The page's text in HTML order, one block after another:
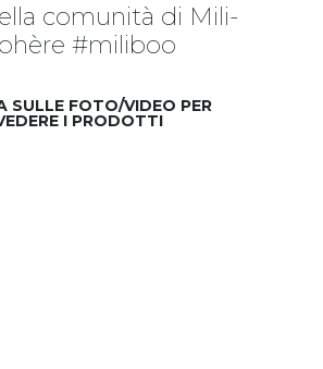
comunità di Mili-
#miliboo
SULLE FOTO/VIDEO PER
I PRODOTTI